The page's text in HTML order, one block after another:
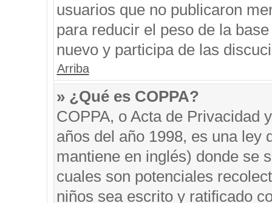
usuarios que no publicaron
para reducir el peso de la
nuevo y participa de las
Arriba
» ¿Qué es COPPA?
COPPA, o Acta de Privacidad
años del año 1998, es una ley
mantiene en inglés) donde se
cuales son potenciales
niños sea escrito y ratificado